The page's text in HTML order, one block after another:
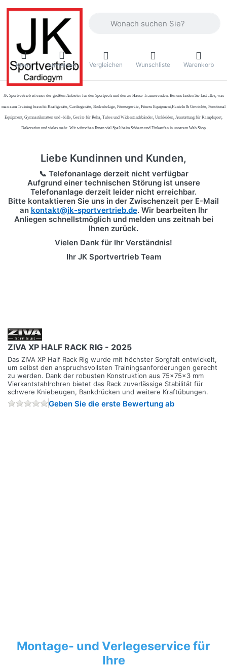
Menü Anmelden Vergleichen Wunschliste Warenkorb
JK Sportvertrieb ist einer der größten Anbieter für den Sportprofi und den zu Hause Trainierenden. Bei uns finden Sie fast alles, was
man zum Training braucht: Kraftgeräte, Cardiogeräte, Bodenbeläge, Fitnessgeräte, Fitness Equipment,Hanteln & Gewichte, Functional
Equipment, Gymnastikmatten und -bälle, Geräte für Reha, Tubes und Widerstandsbänder, Umkleiden, Ausstattung für Kampfsport,
Dekoration und vieles mehr. Wir wünschen Ihnen viel Spaß beim Stöbern und Einkaufen in unserem Web Shop
Liebe Kundinnen und Kunden,
📞 Telefonanlage derzeit nicht verfügbar
Aufgrund einer technischen Störung ist unsere
Telefonanlage derzeit leider nicht erreichbar.
Bitte kontaktieren Sie uns in der Zwischenzeit per E-Mail
an kontakt@jk-sportvertrieb.de. Wir bearbeiten Ihr
Anliegen schnellstmöglich und melden uns zeitnah bei
Ihnen zurück.
Vielen Dank für Ihr Verständnis!
Ihr JK Sportvertrieb Team
ZIVA XP HALF RACK RIG - 2025
Das ZIVA XP Half Rack Rig wurde mit höchster Sorgfalt entwickelt,
um selbst den anspruchsvollsten Trainingsanforderungen gerecht
zu werden. Dank der robusten Konstruktion aus 75x75x3 mm
Vierkantstahlrohren bietet das Rack zuverlässige Stabilität für
schwere Kniebeugen, Bankdrücken und weitere Kraftübungen.
Geben Sie die erste Bewertung ab
Montage- und Verlegeservice für
Ihre